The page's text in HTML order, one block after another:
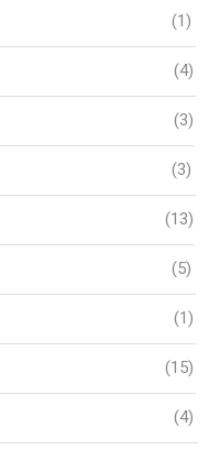
(1)
(4)
(3)
(3)
(13)
(5)
(1)
(15)
(4)